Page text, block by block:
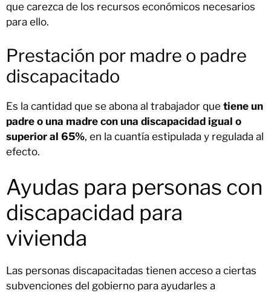
que carezca de los recursos económicos necesarios
para ello.
Prestación por madre o padre
discapacitado
Es la cantidad que se abona al trabajador que tiene un
padre o una madre con una discapacidad igual o
superior al 65%, en la cuantía estipulada y regulada al
efecto.
Ayudas para personas con
discapacidad para
vivienda
Las personas discapacitadas tienen acceso a ciertas
subvenciones del gobierno para ayudarles a